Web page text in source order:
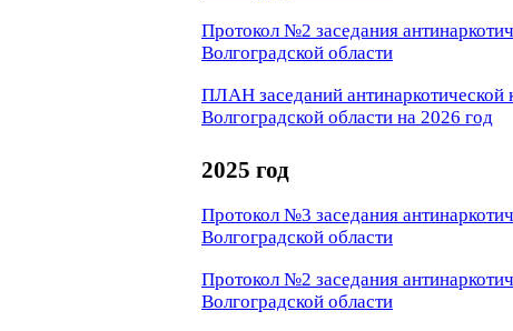
Протокол №2 заседания
Волгоградской области
ПЛАН заседаний
Волгоградской области на 2026 год
2025 год
Протокол №3 заседания
Волгоградской области
Протокол №2 заседания
Волгоградской области